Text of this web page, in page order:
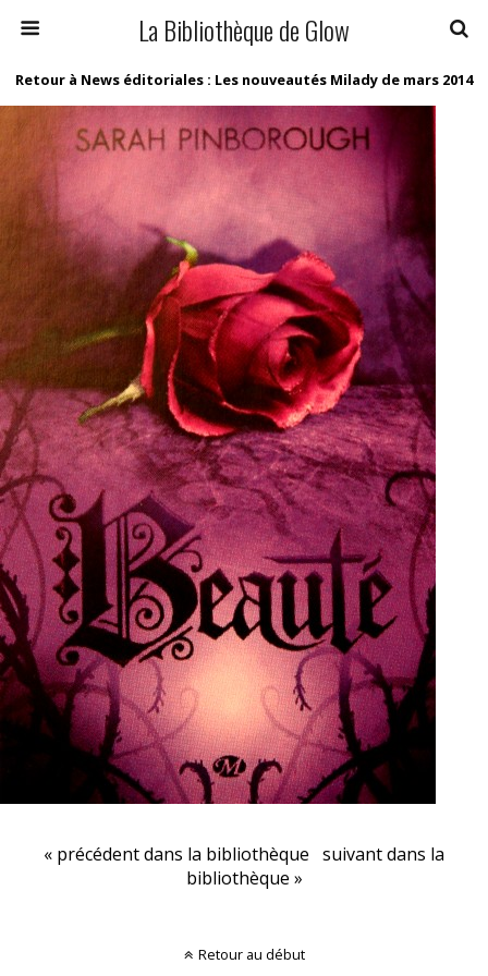
La Bibliothèque de Glow
Retour à News éditoriales : Les nouveautés Milady de mars 2014
« précédent dans la bibliothèque suivant dans la
bibliothèque »
Retour au début